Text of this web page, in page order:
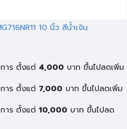
10 นิ้ว สีน้ำเงิน
าร ตั้งแต่ 4,000 บาท ขึ้นไปลดเพิ่ม
าร ตั้งแต่ 7,000 บาท ขึ้นไปลดเพิ่ม
าร ตั้งแต่ 10,000 บาท ขึ้นไปลด